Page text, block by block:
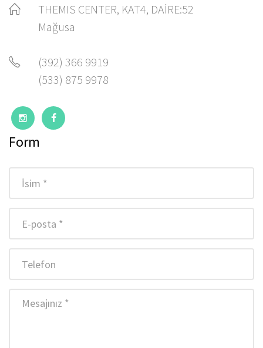
THEMIS CENTER, KAT4, DAİRE:52
Mağusa
(392) 366 9919
(533) 875 9978
Form
İsim
posta
Mesajınız